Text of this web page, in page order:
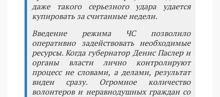
даже такого серьезного удара удается
купировать за считанные недели.
Введение режима ЧС позволило
оперативно задействовать необходимые
ресурсы. Когда губернатор Денис Паслер и
органы власти лично контролируют
процесс не словами, а делами, результат
виден сразу. Огромное количество
волонтеров и неравнодушных граждан со